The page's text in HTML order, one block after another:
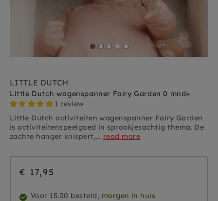
LITTLE DUTCH
Little Dutch wagenspanner Fairy Garden 0 mnd+
1 review
Little Dutch activiteiten wagenspanner Fairy Garden
is activiteitenspeelgoed in sprookjesachtig thema. De
zachte hanger knispert,... read more
€ 17,95
Voor 15.00 besteld, morgen in huis